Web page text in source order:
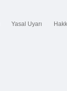
Yasal Uyarı